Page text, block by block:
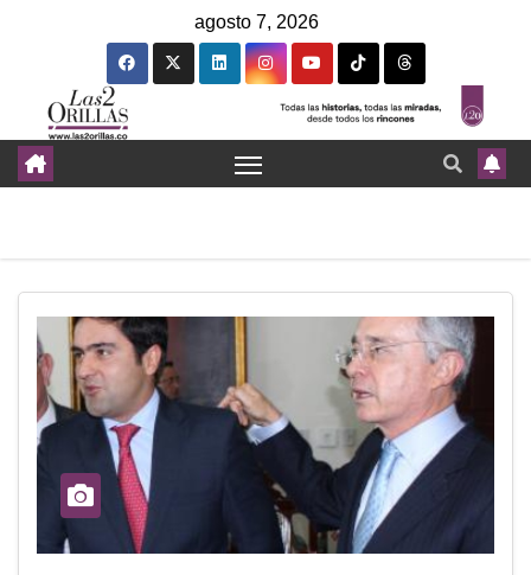
agosto 7, 2026